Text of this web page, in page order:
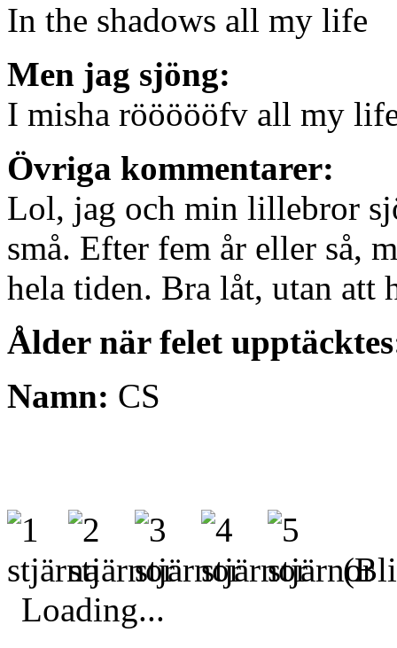
In the shadows all my life
Men jag sjöng:
I misha röööööfv all my
Övriga kommentarer:
Lol, jag och min lillebror
små. Efter fem år eller så,
hela tiden. Bra låt, utan
Ålder när felet
Namn: CS
(Bli
Loading...